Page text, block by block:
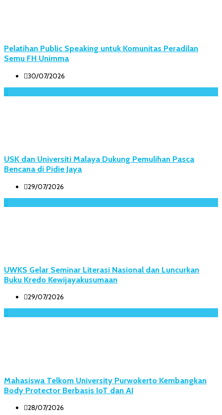
Pelatihan Public Speaking untuk Komunitas Peradilan
Semu FH Unimma
30/07/2026
USK dan Universiti Malaya Dukung Pemulihan Pasca
Bencana di Pidie Jaya
29/07/2026
UWKS Gelar Seminar Literasi Nasional dan Luncurkan
Buku Kredo Kewijayakusumaan
29/07/2026
Mahasiswa Telkom University Purwokerto Kembangkan
Body Protector Berbasis IoT dan AI
28/07/2026